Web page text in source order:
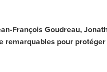
François Goudreau,
pour